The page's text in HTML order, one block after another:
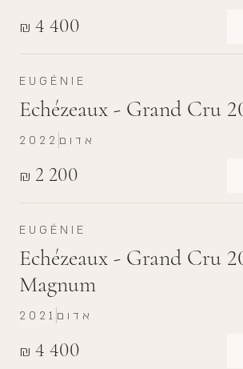
₪ 4 400
EUGÉNIE
Echézeaux - Grand Cru
₪ 2 200
2022 אדום
EUGÉNIE
Echézeaux - Grand Cru
Magnum
₪ 4 400
2021 אדום